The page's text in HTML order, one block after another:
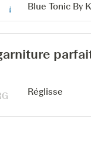
Blue Tonic By
Réglisse